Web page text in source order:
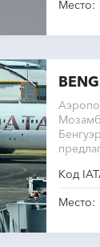
Место:
Код
Место: